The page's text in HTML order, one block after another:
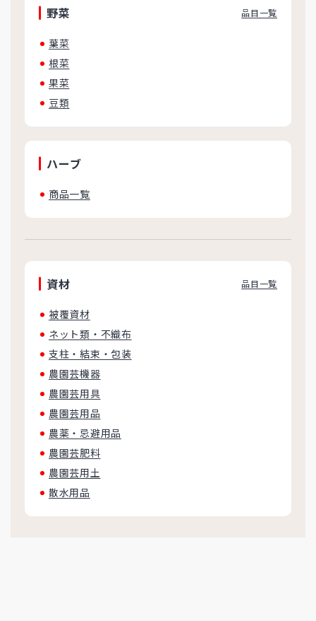
野菜 品目一覧
葉菜
根菜
果菜
豆類
ハーブ
商品一覧
資材 品目一覧
被覆資材
ネット類・不織布
支柱・結束・包装
農園芸機器
農園芸用具
農園芸用品
農薬・忌避用品
農園芸肥料
農園芸用土
散水用品